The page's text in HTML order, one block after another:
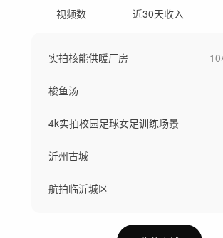
视频数 近30天收入
实拍核能供暖厂房
梭鱼汤
4k实拍校园足球女足训练场景
沂州古城
航拍临沂城区